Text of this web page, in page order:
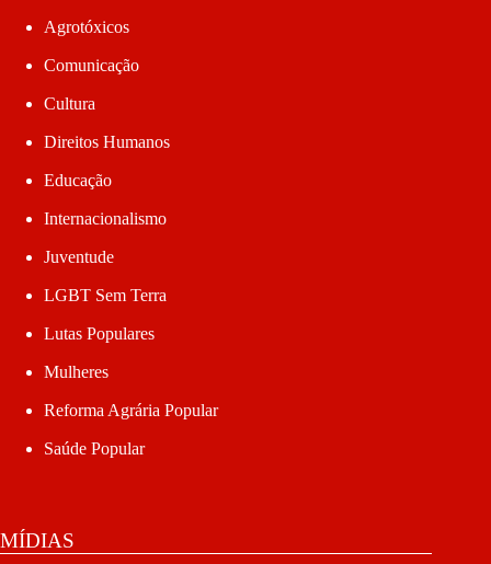
Agrotóxicos
Comunicação
Cultura
Direitos Humanos
Educação
Internacionalismo
Juventude
LGBT Sem Terra
Lutas Populares
Mulheres
Reforma Agrária Popular
Saúde Popular
MÍDIAS